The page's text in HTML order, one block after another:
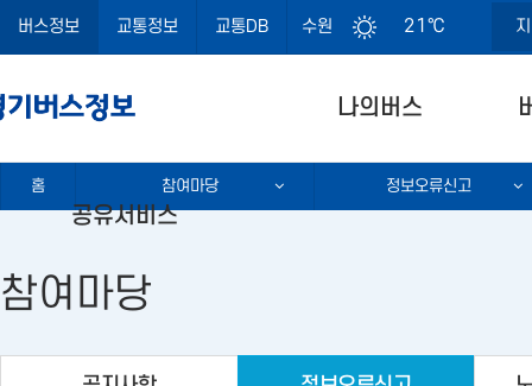
버스정보 교통정보 교통DB 수원 21℃
나의버스
공유서비스
홈 참여마당 정보오류신고
참여마당